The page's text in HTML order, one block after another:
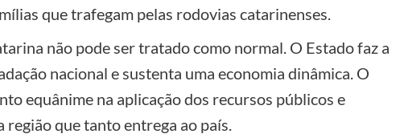
que trafegam pelas rodovias catarinenses.
não pode ser tratado como normal. O Estado faz a
nacional e sustenta uma economia dinâmica. O
equânime na aplicação dos recursos públicos e
região que tanto entrega ao país.